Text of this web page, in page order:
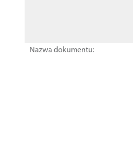
Nazwa dokumentu: